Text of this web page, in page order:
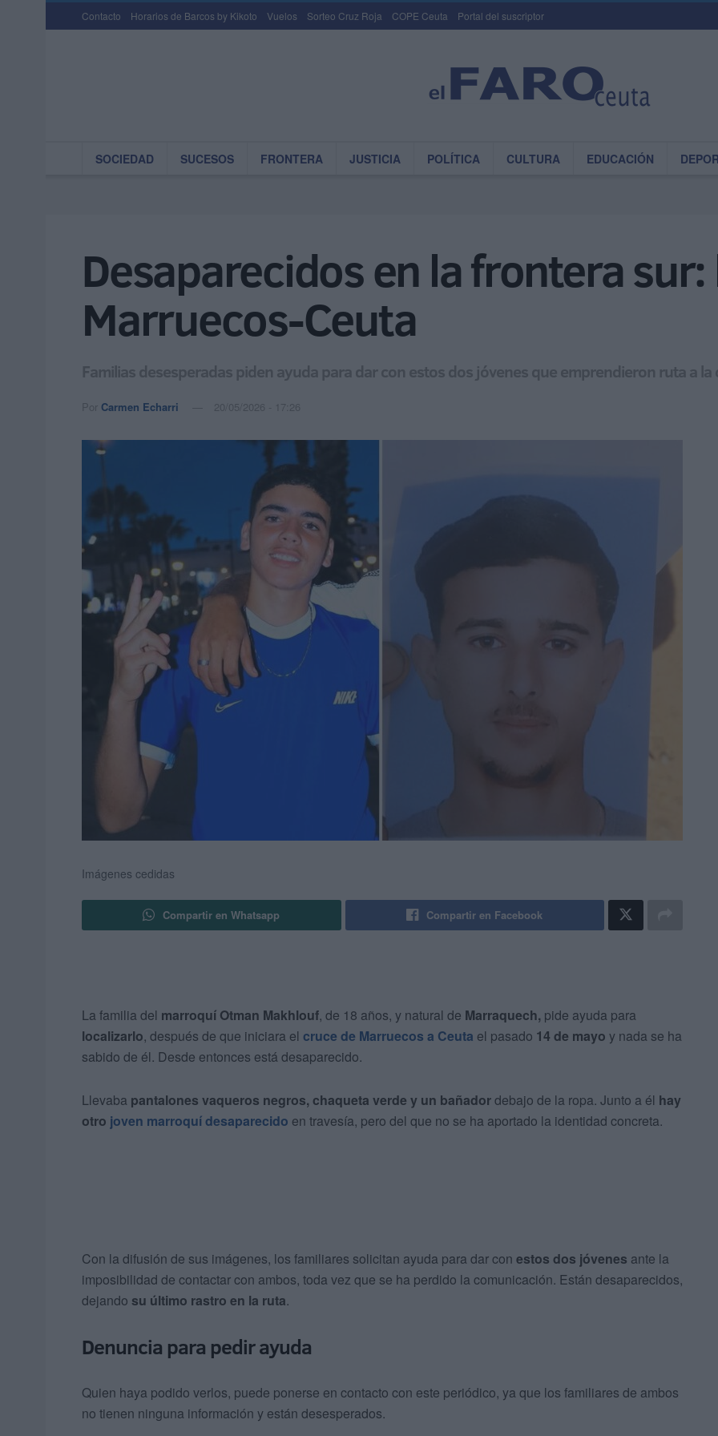
Contacto Horarios de Barcos by Kikoto Vuelos Sorteo Cruz Roja COPE Ceuta Portal del suscriptor
SOCIEDAD SUCESOS FRONTERA JUSTICIA POLÍTICA CULTURA EDUCACIÓN
Desaparecidos en la frontera
Marruecos-Ceuta
Familias desesperadas piden ayuda para dar con estos dos jóvenes que emprendieron ruta a la
Por Carmen Echarri 20/05/2026 - 17:26
Imágenes cedidas
Compartir en Whatsapp Compartir en Facebook
La familia del marroquí Otman Makhlouf, de 18 años, y natural de Marraquech, pide ayuda para
localizarlo, después de que iniciara el cruce de Marruecos a Ceuta el pasado 14 de mayo y nada se ha
sabido de él. Desde entonces está desaparecido.
Llevaba pantalones vaqueros negros, chaqueta verde y un bañadordebajo de la ropa. Junto a él hay
otro joven marroquí desaparecido en travesía, pero del que no se ha aportado la identidad concreta.
Con la difusión de sus imágenes, los familiares solicitan ayuda para dar con estos dos jóvenes ante la
imposibilidad de contactar con ambos, toda vez que se ha perdido la comunicación. Están desaparecidos,
dejando su último rastro en la ruta.
Denuncia para pedir ayuda
Quien haya podido verlos, puede ponerse en contacto con este periódico, ya que los familiares de ambos
no tienen ninguna información y están desesperados.